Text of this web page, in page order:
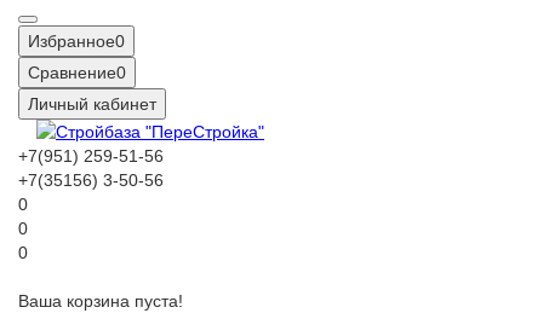
Избранное0
Сравнение0
Личный кабинет
+7(951) 259-51-56
+7(35156) 3-50-56
0
0
0
Ваша корзина пуста!